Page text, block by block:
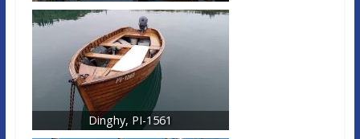
Dinghy, PI-1561